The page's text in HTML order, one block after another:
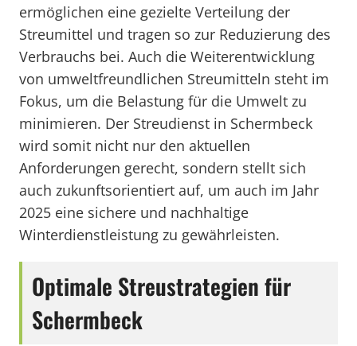
ermöglichen eine gezielte Verteilung der
Streumittel und tragen so zur Reduzierung des
Verbrauchs bei. Auch die Weiterentwicklung
von umweltfreundlichen Streumitteln steht im
Fokus, um die Belastung für die Umwelt zu
minimieren. Der Streudienst in Schermbeck
wird somit nicht nur den aktuellen
Anforderungen gerecht, sondern stellt sich
auch zukunftsorientiert auf, um auch im Jahr
2025 eine sichere und nachhaltige
Winterdienstleistung zu gewährleisten.
Optimale Streustrategien für
Schermbeck